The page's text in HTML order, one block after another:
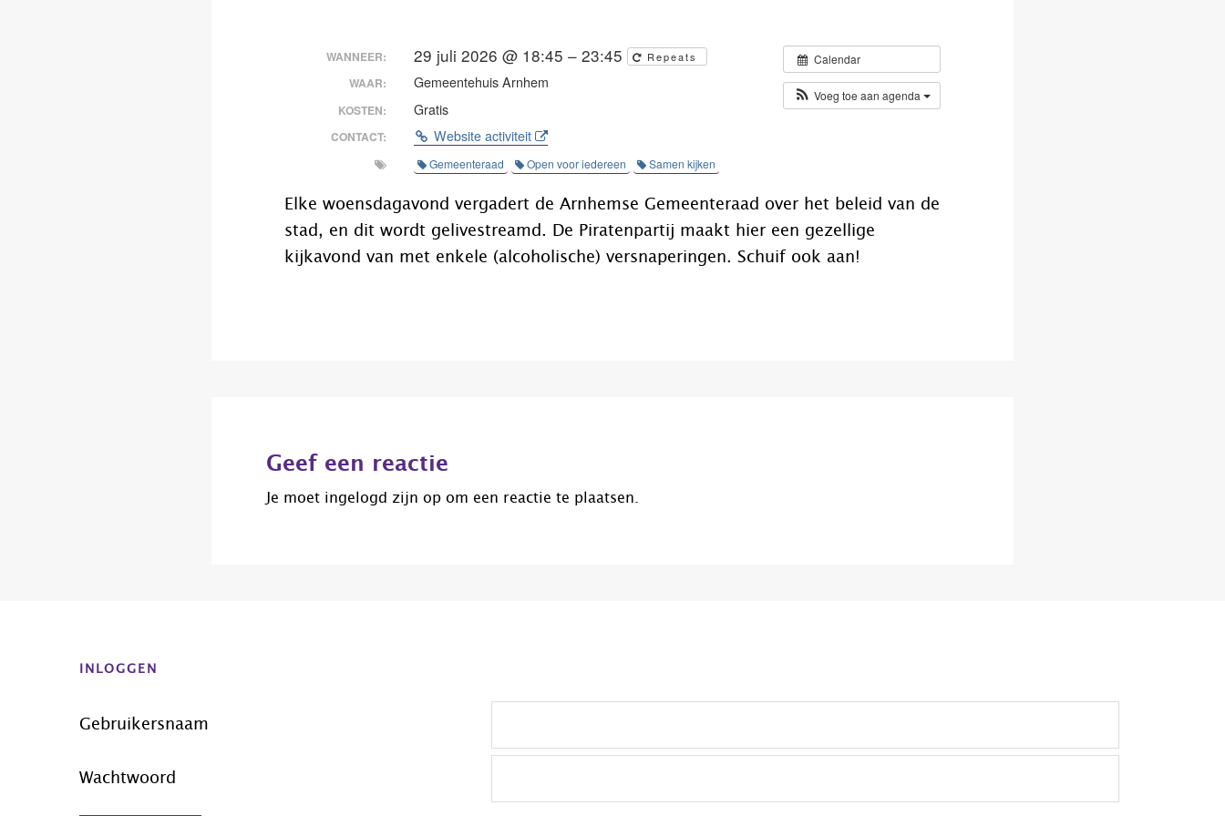
Calendar
Voeg toe aan agenda
WANNEER: 29 juli 2026 @ 18:45 – 23:45 Repeats
WAAR: Gemeentehuis Arnhem
KOSTEN: Gratis
CONTACT: Website activiteit
Gemeenteraad Open voor iedereen Samen kijken
Elke woensdagavond vergadert de Arnhemse Gemeenteraad over het beleid van de
stad, en dit wordt gelivestreamd. De Piratenpartij maakt hier een gezellige
kijkavond van met enkele (alcoholische) versnaperingen. Schuif ook aan!
Geef een reactie
Je moet ingelogd zijn op om een reactie te plaatsen.
INLOGGEN
Gebruikersnaam
Wachtwoord